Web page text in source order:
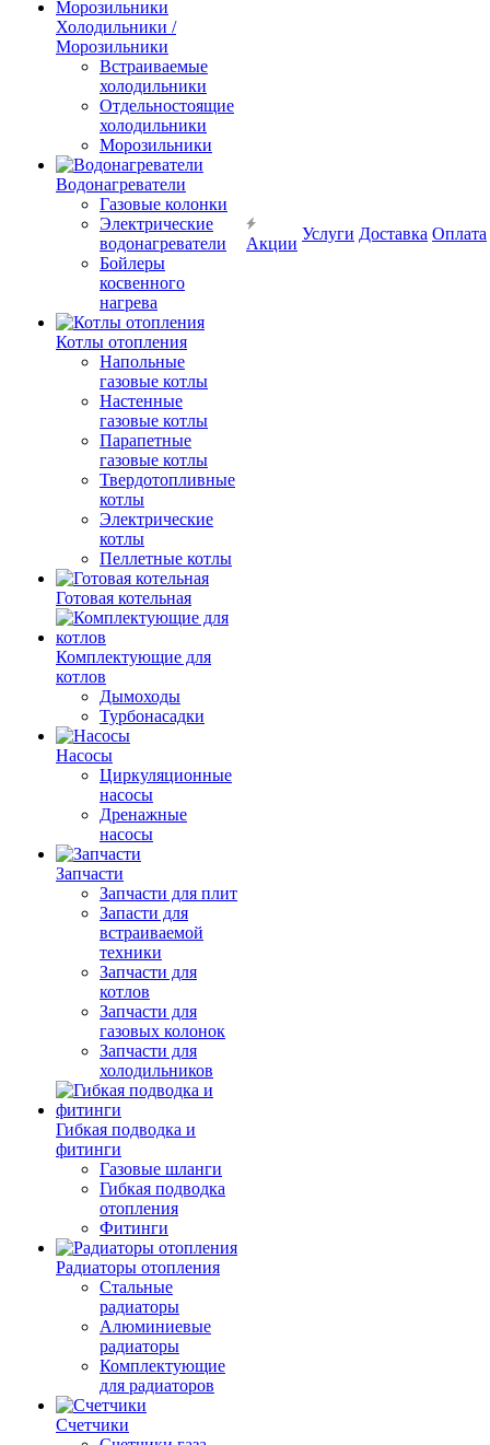
Холодильники /
Морозильники
Встраиваемые
холодильники
Отдельностоящие
холодильники
Морозильники
Водонагреватели
Газовые колонки
Электрические
водонагреватели
Бойлеры
косвенного
нагрева
Котлы отопления
Напольные
газовые котлы
Настенные
газовые котлы
Парапетные
газовые котлы
Твердотопливные
котлы
Электрические
котлы
Пеллетные котлы
Готовая котельная
Комплектующие для
котлов
Дымоходы
Турбонасадки
Насосы
Циркуляционные
насосы
Дренажные
насосы
Запчасти
Запчасти для плит
Запасти для
встраиваемой
техники
Запчасти для
котлов
Запчасти для
газовых колонок
Запчасти для
холодильников
Гибкая подводка и
фитинги
Газовые шланги
Гибкая подводка
отопления
Фитинги
Радиаторы отопления
Стальные
радиаторы
Алюминиевые
радиаторы
Комплектующие
для радиаторов
Счетчики
Акции
Услуги Доставка Оплата